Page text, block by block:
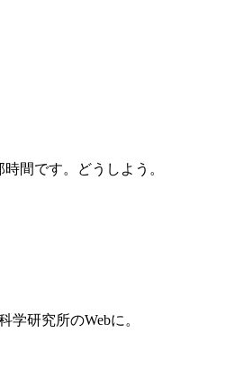
間です。どうしよう。
研究所のWebに。